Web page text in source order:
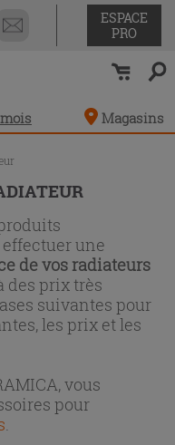
ESPACE
PRO
Magasins
une
de vos radiateurs
des prix très
suivantes pour
les prix et les
vous
pour
.